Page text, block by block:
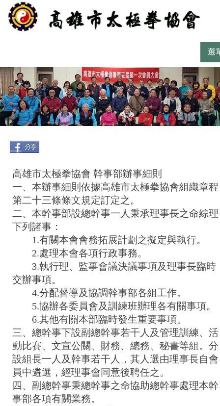
選
高雄市太極拳協會 幹事部辦事細則
一、本辦事細則依據高雄市太極拳協會組織章程
第二十三條條文規定訂定之。
二、本幹事部設總幹事一人秉承理事長之命綜理
下列諸事：
1.有關本會會務拓展計劃之擬定與執行。
2.處理本會各項行政事務。
3.執行理、監事會議決議事項及理事長臨時
交辦事項。
4.分配督導及協調幹事部各組工作。
5.協辦各委員會及訓練班辦理各有關事項。
6.其他有關本部臨時發生重要事項。
三、總幹事下設副總幹事若干人及管理訓練、活
動比賽、文宣公關、財務、總務、秘書等組。分
設組長一人及幹事若干人，其人選由理事長自會
員中遴選，經理事會同意後聘任之。
四、副總幹事秉總幹事之命協助總幹事處理本幹
事部各項有關業務。